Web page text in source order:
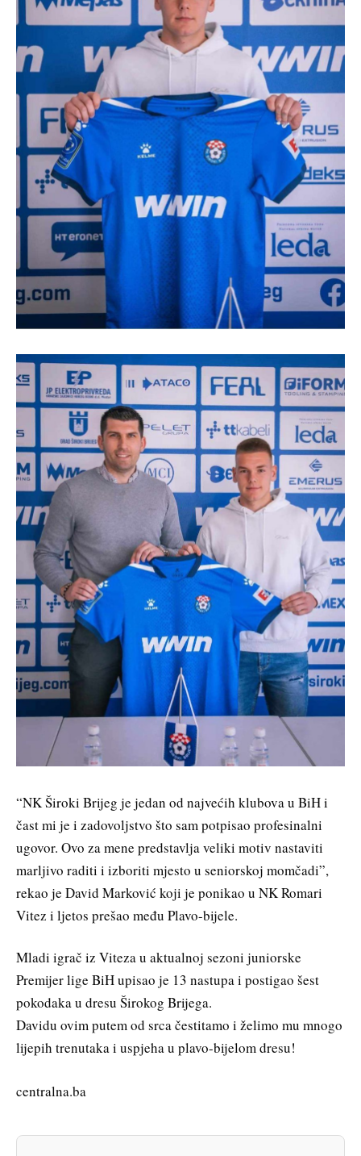
“NK Široki Brijeg je jedan od najvećih klubova u BiH i
čast mi je i zadovoljstvo što sam potpisao profesinalni
ugovor. Ovo za mene predstavlja veliki motiv nastaviti
marljivo raditi i izboriti mjesto u seniorskoj momčadi”,
rekao je David Marković koji je ponikao u NK Romari
Vitez i ljetos prešao među Plavo-bijele.
Mladi igrač iz Viteza u aktualnoj sezoni juniorske
Premijer lige BiH upisao je 13 nastupa i postigao šest
pokodaka u dresu Širokog Brijega.
Davidu ovim putem od srca čestitamo i želimo mu mnogo
lijepih trenutaka i uspjeha u plavo-bijelom dresu!
centralna.ba